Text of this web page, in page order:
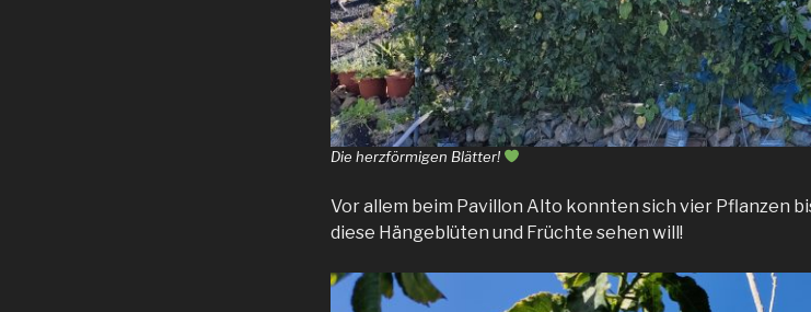
Die herzförmigen Blätter!
Vor allem beim Pavillon Alto konnten sich vier Pflanzen
diese Hängeblüten und Früchte sehen will!